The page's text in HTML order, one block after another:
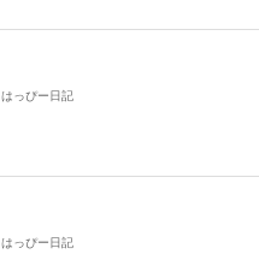
はっぴー日記
はっぴー日記